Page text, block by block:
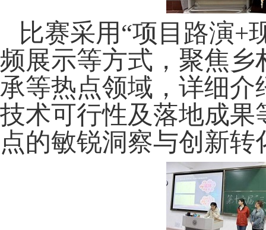
比赛采用“项目路演+
频展示等方式，聚焦
承等热点领域， 详细介
技术可行性及落地成果
点的敏锐洞察与创新转